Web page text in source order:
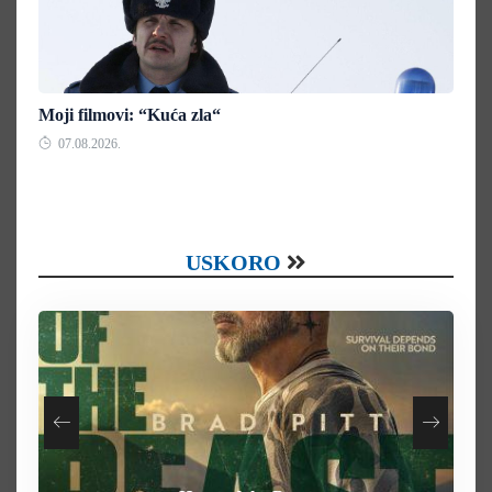
Moji filmovi: “Kuća zla“
07.08.2026.
USKORO